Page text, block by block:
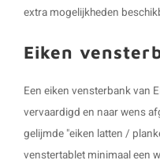
extra mogelijkheden
Eiken
Een eiken vensterbank van
vervaardigd en naar wens
gelijmde "eiken latten /
venstertablet minimaal een